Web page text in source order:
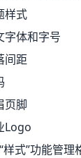
样式
字体和字号
间距
页脚
Logo
样式”功能管